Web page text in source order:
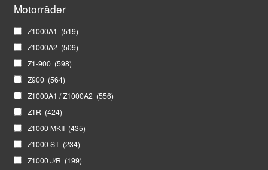
Motorräder
Z1000A1 (519)
Z1000A2 (509)
Z1-900 (598)
Z900 (564)
Z1000A1 / Z1000A2 (556)
Z1R (424)
Z1000 MKII (435)
Z1000 ST (234)
Z1000 J/R (199)